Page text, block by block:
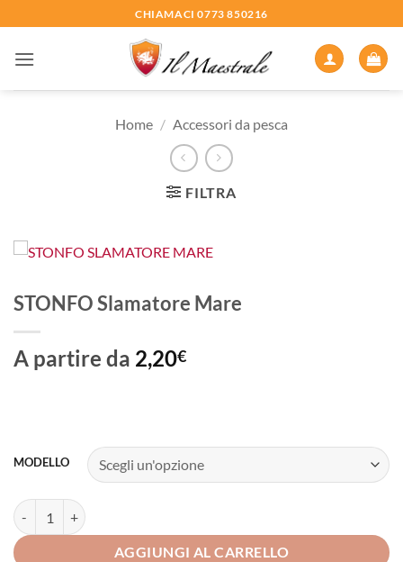
ai
contenuti
CHIAMACI 0773 850216
Home / Accessori da pesca
FILTRA
STONFO Slamatore Mare
A partire da 2,20€
MODELLO
STONFO Slamatore Mare quantità
AGGIUNGI AL CARRELLO